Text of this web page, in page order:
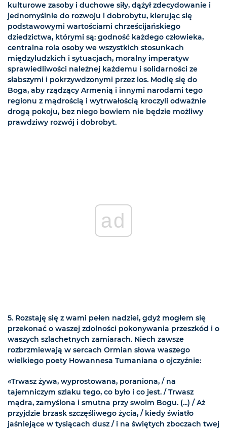
kulturowe zasoby i duchowe siły, dążył zdecydowanie i
jednomyślnie do rozwoju i dobrobytu, kierując się
podstawowymi wartościami chrześcijańskiego
dziedzictwa, którymi są: godność każdego człowieka,
centralna rola osoby we wszystkich stosunkach
międzyludzkich i sytuacjach, moralny imperatyw
sprawiedliwości należnej każdemu i solidarności ze
słabszymi i pokrzywdzonymi przez los. Modlę się do
Boga, aby rządzący Armenią i innymi narodami tego
regionu z mądrością i wytrwałością kroczyli odważnie
drogą pokoju, bez niego bowiem nie będzie możliwy
prawdziwy rozwój i dobrobyt.
ad
5. Rozstaję się z wami pełen nadziei, gdyż mogłem się
przekonać o waszej zdolności pokonywania przeszkód i o
waszych szlachetnych zamiarach. Niech zawsze
rozbrzmiewają w sercach Ormian słowa waszego
wielkiego poety Howannesa Tumaniana o ojczyźnie:
«Trwasz żywa, wyprostowana, poraniona, / na
tajemniczym szlaku tego, co było i co jest. / Trwasz
mądra, zamyślona i smutna przy swoim Bogu. (...) / Aż
przyjdzie brzask szczęśliwego życia, / kiedy światło
jaśniejące w tysiącach dusz / i na świętych zboczach twej